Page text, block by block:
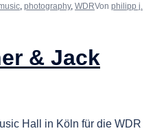
, photography, WDRVon philipp j.
& Jack
Hall in Köln für die WDR